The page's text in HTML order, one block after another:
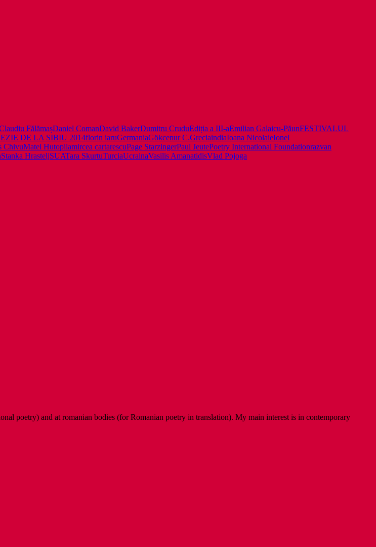
FălămașDaniel ComanDavid BakerDumitru CruduEdiția a III-aEmilian Galaicu-PăunFESTIVALUL
DE LA SIBIU 2014florin iaruGermaniaGökcenur C.GreciaindiaIoana NicolaieIonel
ChivuMatei Hutopilamircea cartarescuPage StarzingerPaul JeutePoetry International Foundationrazvan
Stanka HrasteljSUATara SkurtuTurciaUcrainaVasilis AmanatidisVlad Pojoga
poetry) and at romanian bodies (for Romanian poetry in translation). My main interest is in contemporary